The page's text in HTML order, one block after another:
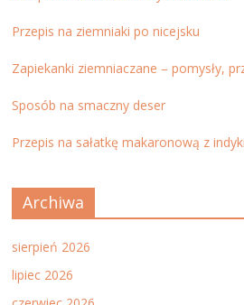
Przepis na ziemniaki po nicejsku
Zapiekanki ziemniaczane – pomysły,
Sposób na smaczny deser
Przepis na sałatkę makaronową z
Archiwa
sierpień 2026
lipiec 2026